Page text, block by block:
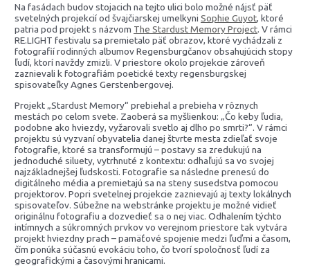
Na fasádach budov stojacich na tejto ulici bolo možné nájsť päť
svetelných projekcií od švajčiarskej umelkyniSophie Guyot, ktoré
patria pod projekt s názvom The Stardust Memory Project. V rámci
RE.LIGHT festivalu sa premietalo päť obrazov, ktoré vychádzali z
fotografií rodinných albumov Regensburgčanov obsahujúcich stopy
ľudí, ktorí navždy zmizli. V priestore okolo projekcie zároveň
zaznievali k fotografiám poetické texty regensburgskej
spisovateľky Agnes Gerstenbergovej.
Projekt „Stardust Memory“ prebiehal a prebieha v rôznych
mestách po celom svete. Zaoberá sa myšlienkou: „Čo keby ľudia,
podobne ako hviezdy, vyžarovali svetlo aj dlho po smrti?“. V rámci
projektu sú vyzvaní obyvatelia danej štvrte mesta zdieľať svoje
fotografie, ktoré sa transformujú – postavy sa zredukujú na
jednoduché siluety, vytrhnuté z kontextu: odhaľujú sa vo svojej
najzákladnejšej ľudskosti. Fotografie sa následne prenesú do
digitálneho média a premietajú sa na steny susedstva pomocou
projektorov. Popri svetelnej projekcie zaznievajú aj texty lokálnych
spisovateľov. Súbežne na webstránke projektu je možné vidieť
originálnu fotografiu a dozvedieť sa o nej viac. Odhalením týchto
intímnych a súkromných prvkov vo verejnom priestore tak vytvára
projekt hviezdny prach – pamäťové spojenie medzi ľuďmi a časom,
čím ponúka súčasnú evokáciu toho, čo tvorí spoločnosť ľudí za
geografickými a časovými hranicami.